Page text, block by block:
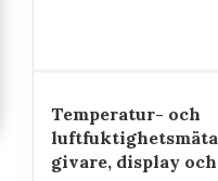
Temperatur- och
givare, display